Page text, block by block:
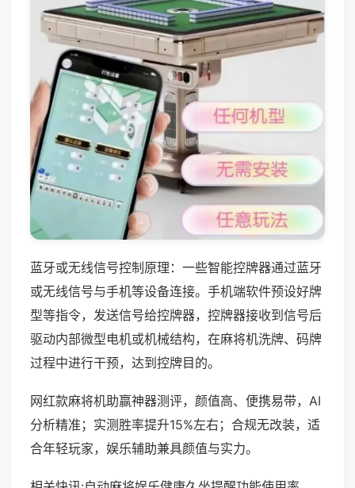
蓝牙或无线信号控制原理：一些智能控牌器通过蓝牙
或无线信号与手机等设备连接。手机端软件预设好牌
型等指令，发送信号给控牌器，控牌器接收到信号后
驱动内部微型电机或机械结构，在麻将机洗牌、码牌
过程中进行干预，达到控牌目的。
网红款麻将机助赢神器测评，颜值高、便携易带，AI
分析精准；实测胜率提升15%左右；合规无改装，适
合年轻玩家，娱乐辅助兼具颜值与实力。